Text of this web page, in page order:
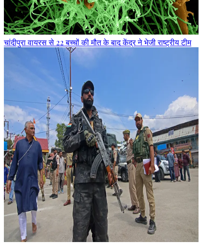
चांदीपुरा वायरस से 22 बच्चों की मौत के बाद केंद्र ने भेजी राष्ट्रीय टीम